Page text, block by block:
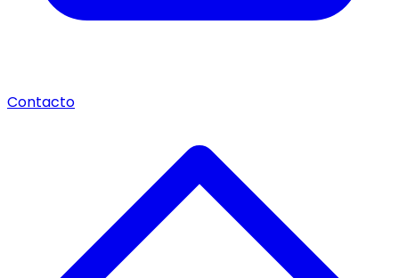
Contacto